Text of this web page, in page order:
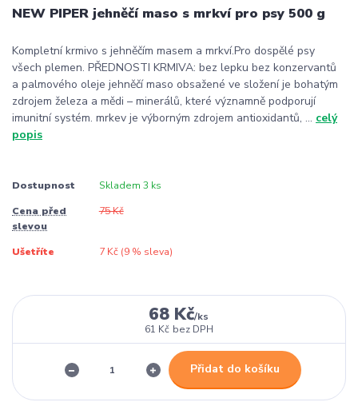
NEW PIPER jehněčí maso s mrkví pro psy 500 g
Kompletní krmivo s jehněčím masem a mrkví.Pro dospělé psy
všech plemen. PŘEDNOSTI KRMIVA: bez lepku bez konzervantů
a palmového oleje jehněčí maso obsažené ve složení je bohatým
zdrojem železa a mědi – minerálů, které významně podporují
imunitní systém. mrkev je výborným zdrojem antioxidantů, ... celý
popis
Dostupnost Skladem 3 ks
Cena před
slevou
75 Kč
Ušetříte 7 Kč (9% sleva)
68 Kč/ks
61 Kč bez DPH
Přidat do košíku